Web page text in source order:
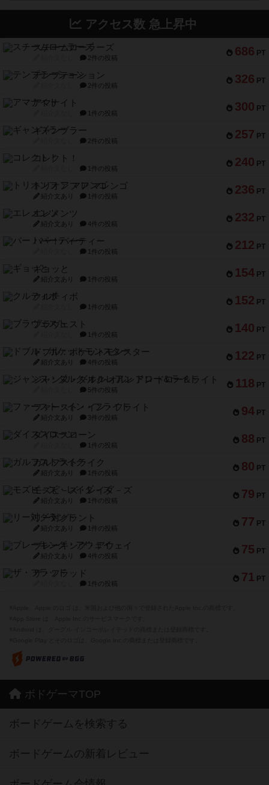
アクセス数 急上昇中
686 PT
スチームローラーズ
2件の投稿
326 PT
テンプテーション
2件の投稿
300 PT
アマナイト
1件の投稿
257 PT
ギャンブラー
2件の投稿
240 PT
コレクト！
1件の投稿
236 PT
トリオンフ ア マレンゴ
紹介文あり 1件の投稿
232 PT
エレメンツ
紹介文あり 4件の投稿
212 PT
バー！パーティー
1件の投稿
154 PT
ギョッと
紹介文あり 1件の投稿
152 PT
クルティボ
1件の投稿
140 PT
ブラヴェスト
1件の投稿
122 PT
ドブル：ポケットモンスター
紹介文あり 4件の投稿
118 PT
ジャンヌ・ダルク-オルレアン ドロー＆ライト
5件の投稿
94 PT
ファースト・イン・フライト
紹介文あり 3件の投稿
88 PT
ダイススローン
1件の投稿
80 PT
ガルフストライク
紹介文あり 1件の投稿
79 PT
モズビ－ズ・レイダ－ズ
紹介文あり 1件の投稿
77 PT
リー対グラント
紹介文あり 1件の投稿
75 PT
ブレーキング・アウェイ
紹介文あり 4件の投稿
71 PT
ザ・フラッド
1件の投稿
ボドゲーマTOP
ボードゲームを検索する
ボードゲームの新着レビュー